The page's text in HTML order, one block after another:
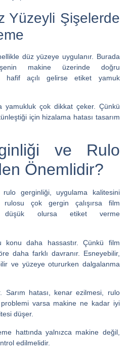
Yüzeyli Şişelerde
düz yüzeye uygulanır. Burada
makine üzerinde doğru
hafif açılı gelirse etiket yamuk
yamukluk çok dikkat çeker. Çünkü
için hizalama hatası tasarım
ve Rulo
Önemlidir?
rulo gerginliği, uygulama kalitesini
çok gergin çalışırsa film
düşük olursa etiket verme
konu daha hassastır. Çünkü film
daha farklı davranır. Esneyebilir,
ve yüzeye otururken dalgalanma
Sarım hatası, kenar ezilmesi, rulo
varsa makine ne kadar iyi
düşer.
hattında yalnızca makine değil,
edilmelidir.